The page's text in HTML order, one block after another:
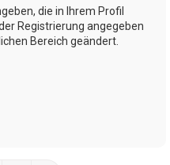
die in Ihrem Profil
Registrierung angegeben
Bereich geändert.